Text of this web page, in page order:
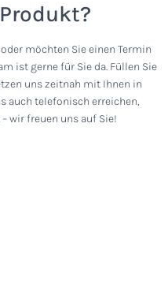
möchten Sie einen Termin
ist gerne für Sie da. Füllen Sie
uns zeitnah mit Ihnen in
auch telefonisch erreichen,
wir freuen uns auf Sie!